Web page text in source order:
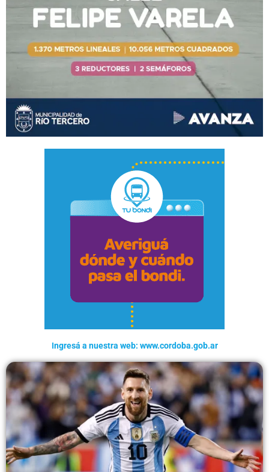
Ingresá a nuestra web: www.cordoba.gob.ar